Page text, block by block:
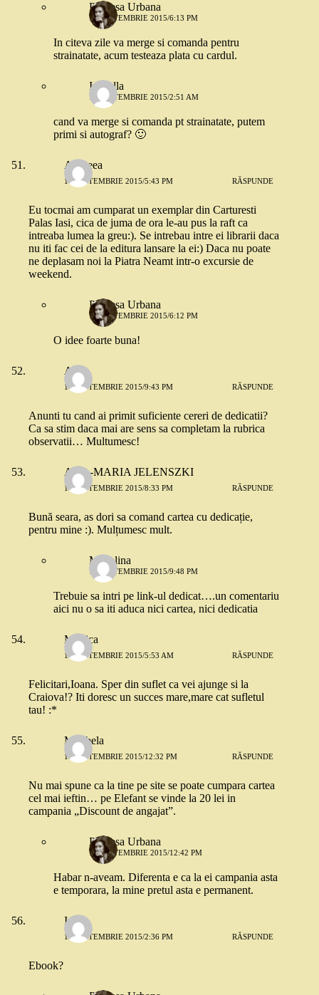
Printesa Urbana
10 SEPTEMBRIE 2015/6:13 PM
In citeva zile va merge si comanda pentru
strainatate, acum testeaza plata cu cardul.
Izabella
12 SEPTEMBRIE 2015/2:51 AM
cand va merge si comanda pt strainatate, putem
primi si autograf? 🙂
Andreea
10 SEPTEMBRIE 2015/5:43 PM RĂSPUNDE
Eu tocmai am cumparat un exemplar din Carturesti
Palas Iasi, cica de juma de ora le-au pus la raft ca
intreaba lumea la greu:). Se intrebau intre ei librarii daca
nu iti fac cei de la editura lansare la ei:) Daca nu poate
ne deplasam noi la Piatra Neamt intr-o excursie de
weekend.
Printesa Urbana
10 SEPTEMBRIE 2015/6:12 PM
O idee foarte buna!
Anne
10 SEPTEMBRIE 2015/9:43 PM RĂSPUNDE
Anunti tu cand ai primit suficiente cereri de dedicatii?
Ca sa stim daca mai are sens sa completam la rubrica
observatii… Multumesc!
ANA-MARIA JELENSZKI
12 SEPTEMBRIE 2015/8:33 PM RĂSPUNDE
Bună seara, as dori sa comand cartea cu dedicație,
pentru mine :). Mulțumesc mult.
Madalina
12 SEPTEMBRIE 2015/9:48 PM
Trebuie sa intri pe link-ul dedicat….un comentariu
aici nu o sa iti aduca nici cartea, nici dedicatia
Monica
13 SEPTEMBRIE 2015/5:53 AM RĂSPUNDE
Felicitari,Ioana. Sper din suflet ca vei ajunge si la
Craiova!? Iti doresc un succes mare,mare cat sufletul
tau! :*
Mirabela
15 SEPTEMBRIE 2015/12:32 PM RĂSPUNDE
Nu mai spune ca la tine pe site se poate cumpara cartea
cel mai ieftin… pe Elefant se vinde la 20 lei in
campania „Discount de angajat”.
Printesa Urbana
15 SEPTEMBRIE 2015/12:42 PM
Habar n-aveam. Diferenta e ca la ei campania asta
e temporara, la mine pretul asta e permanent.
Iuli
15 SEPTEMBRIE 2015/2:36 PM RĂSPUNDE
Ebook?